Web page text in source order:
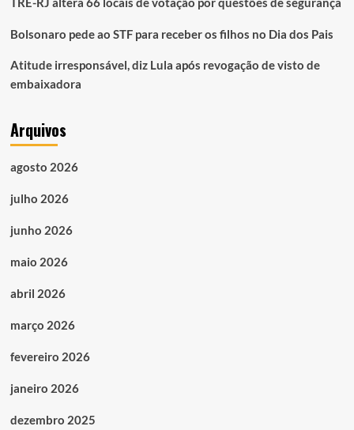
Bolsonaro pede ao STF para receber os filhos no Dia dos Pais
Atitude irresponsável, diz Lula após revogação de visto de
embaixadora
Arquivos
agosto 2026
julho 2026
junho 2026
maio 2026
abril 2026
março 2026
fevereiro 2026
janeiro 2026
dezembro 2025